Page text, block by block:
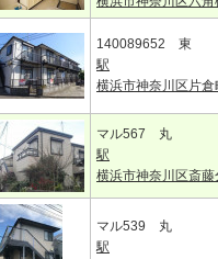
140089652 東
駅
横浜市神奈川区片
マル567 丸
駅
横浜市神奈川区斎藤
マル539 丸
駅